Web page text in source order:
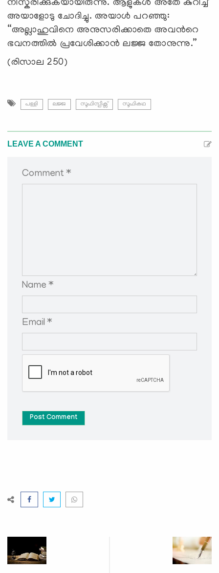
നിസ്കരിക്കുകയായിരുന്നു. ആളുകൾ അതേ കുറിച്ച്
അയാളോടു ചോദിച്ചു. അയാൾ പറഞ്ഞു:
“അല്ലാഹുവിനെ അനുസരിക്കാതെ അവന്‍റെ
ഭവനത്തിൽ പ്രവേശിക്കാൻ ലജ്ജ തോനുന്നു.”
(രിസാല 250)
പള്ളി ലജ്ജ സൂഫിസ്പീക്സ് സൂഫികഥ
LEAVE A COMMENT
Comment *
Name *
Email *
Post Comment